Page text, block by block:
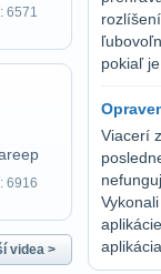
6571
6916
videa >
pokiaľ
Viacerí